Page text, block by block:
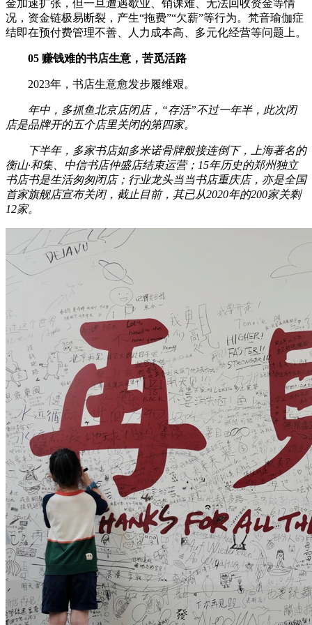
金加速扩张，但一旦遭遇歇业、销课难、无法回收资金等情
况，资金链极易断裂，产生“拖费”“欠薪”等行为。梵音瑜伽症
结即在预付费管理不善、人力成本高、多元化经营等问题上。
05 赚钱难的书店生意，苦觅活路
2023年，书店生意愈发步履维艰。
年中，多抓鱼北京店闭店，“存活”不过一年半，此次闭
店是品牌开的五个店里关闭的第四家。
下半年，多家书店如多米诺骨牌般接连倒下，上海著名的
衡山·和集、中信书店仲盛店结束运营；15年历史的郑州独立
书店书是生活匆匆闭店；行业龙头当当书店重庆店，亦是全国
首家旗舰店宣布关闭，截止目前，其已从2020年的200家关剩
12家。